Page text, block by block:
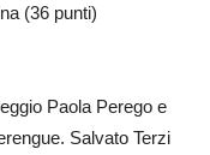
(36 punti)
Paola Perego e
Salvato Terzi